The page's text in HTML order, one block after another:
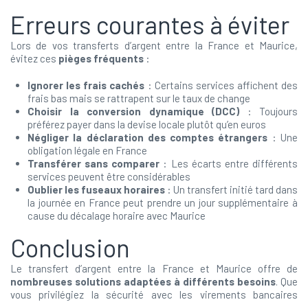
Erreurs courantes à éviter
Lors de vos transferts d’argent entre la France et Maurice,
évitez ces pièges fréquents :
Ignorer les frais cachés : Certains services affichent des
frais bas mais se rattrapent sur le taux de change
Choisir la conversion dynamique (DCC) : Toujours
préférez payer dans la devise locale plutôt qu’en euros
Négliger la déclaration des comptes étrangers : Une
obligation légale en France
Transférer sans comparer : Les écarts entre différents
services peuvent être considérables
Oublier les fuseaux horaires : Un transfert initié tard dans
la journée en France peut prendre un jour supplémentaire à
cause du décalage horaire avec Maurice
Conclusion
Le transfert d’argent entre la France et Maurice offre de
nombreuses solutions adaptées à différents besoins. Que
vous privilégiez la sécurité avec les virements bancaires